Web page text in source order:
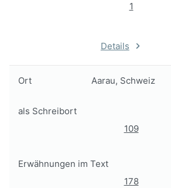
1
Details
Ort Aarau, Schweiz
als Schreibort
109
Erwähnungen im Text
178